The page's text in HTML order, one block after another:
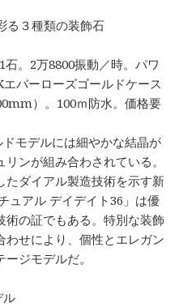
る３種類の装飾石
石。2万8800振動／時。パワ
バーローズゴールドケース
）。100ｍ防水。価格要
モデルには細やかな結晶が
ンが組み合わされている。
たダイアル製造技術を示す新
ュアル デイデイト36」は優
術の証でもある。特別な装飾
わせにより、個性とエレガン
ジモデルだ。
ル